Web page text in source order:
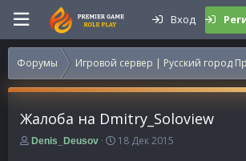
Вход
Форумы Игровой сервер | Русский город
Жалоба на Dmitry_Soloview
АDenis_Deusov
Д18 Дек 2015